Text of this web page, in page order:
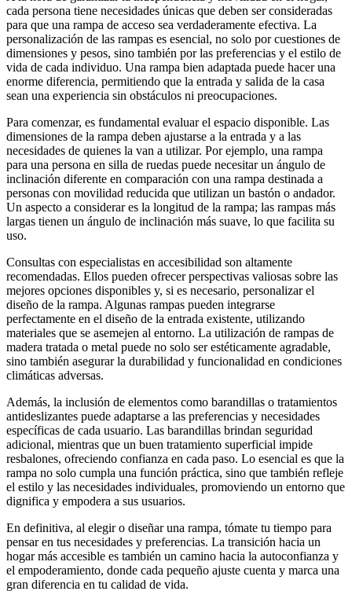
cada persona tiene necesidades únicas que deben ser consideradas
para que una rampa de acceso sea verdaderamente efectiva. La
personalización de las rampas es esencial, no solo por cuestiones de
dimensiones y pesos, sino también por las preferencias y el estilo de
vida de cada individuo. Una rampa bien adaptada puede hacer una
enorme diferencia, permitiendo que la entrada y salida de la casa
sean una experiencia sin obstáculos ni preocupaciones.
Para comenzar, es fundamental evaluar el espacio disponible. Las
dimensiones de la rampa deben ajustarse a la entrada y a las
necesidades de quienes la van a utilizar. Por ejemplo, una rampa
para una persona en silla de ruedas puede necesitar un ángulo de
inclinación diferente en comparación con una rampa destinada a
personas con movilidad reducida que utilizan un bastón o andador.
Un aspecto a considerar es la longitud de la rampa; las rampas más
largas tienen un ángulo de inclinación más suave, lo que facilita su
uso.
Consultas con especialistas en accesibilidad son altamente
recomendadas. Ellos pueden ofrecer perspectivas valiosas sobre las
mejores opciones disponibles y, si es necesario, personalizar el
diseño de la rampa. Algunas rampas pueden integrarse
perfectamente en el diseño de la entrada existente, utilizando
materiales que se asemejen al entorno. La utilización de rampas de
madera tratada o metal puede no solo ser estéticamente agradable,
sino también asegurar la durabilidad y funcionalidad en condiciones
climáticas adversas.
Además, la inclusión de elementos como barandillas o tratamientos
antideslizantes puede adaptarse a las preferencias y necesidades
específicas de cada usuario. Las barandillas brindan seguridad
adicional, mientras que un buen tratamiento superficial impide
resbalones, ofreciendo confianza en cada paso. Lo esencial es que la
rampa no solo cumpla una función práctica, sino que también refleje
el estilo y las necesidades individuales, promoviendo un entorno que
dignifica y empodera a sus usuarios.
En definitiva, al elegir o diseñar una rampa, tómate tu tiempo para
pensar en tus necesidades y preferencias. La transición hacia un
hogar más accesible es también un camino hacia la autoconfianza y
el empoderamiento, donde cada pequeño ajuste cuenta y marca una
gran diferencia en tu calidad de vida.